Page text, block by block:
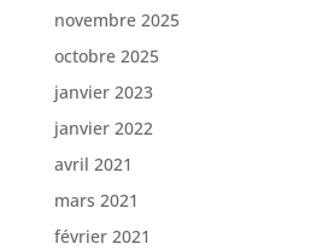
novembre 2025
octobre 2025
janvier 2023
janvier 2022
avril 2021
mars 2021
février 2021